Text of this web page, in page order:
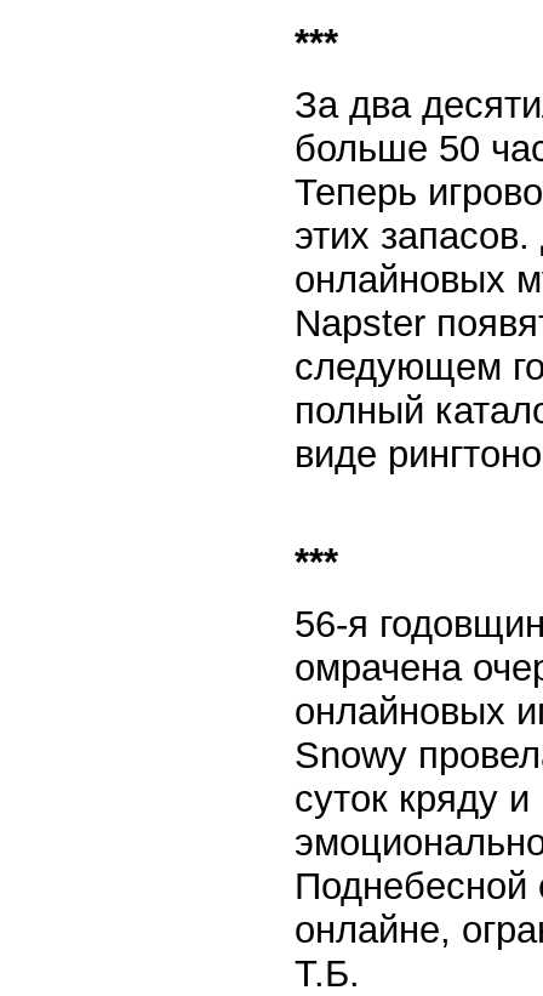
***
За два
больше 50
Теперь
этих
онлайновых
Napster
следующем
полный
виде
***
56-я
омрачена
онлайновых
Snowy
суток кряду
Поднебесной
онлайне,
Т.Б.